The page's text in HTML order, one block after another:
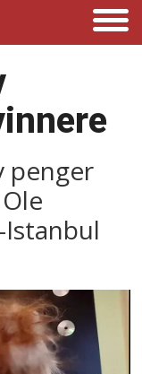
penger